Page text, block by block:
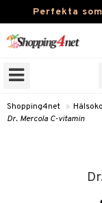
Perfekta
Skönhet
Kontaktlinser
Shopping4net »
Dr. Mercola C-vitamin